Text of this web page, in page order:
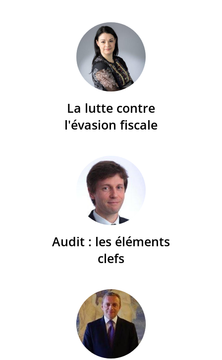
La lutte contre
l'évasion fiscale
Audit : les éléments
clefs